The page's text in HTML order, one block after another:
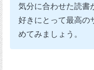
気分に合わせた読書
好きにとって最高の
めてみましょう。